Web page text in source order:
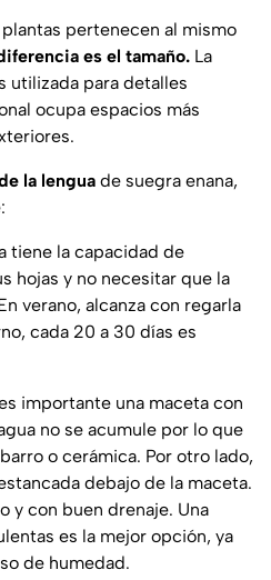
pertenecen al mismo
es el tamaño. La
utilizada para detalles
ocupa espacios más
la lengua de suegra enana,
tiene la capacidad de
hojas y no necesitar que la
verano, alcanza con regarla
cada 20 a 30 días es
importante una maceta con
no se acumule por lo que
o cerámica. Por otro lado,
debajo de la maceta.
y con buen drenaje. Una
es la mejor opción, ya
de humedad.